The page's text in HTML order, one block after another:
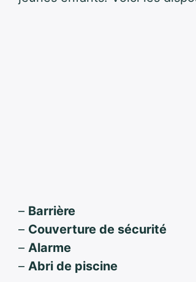
– Barrière
– Couverture de sécurité
– Alarme
– Abri de piscine